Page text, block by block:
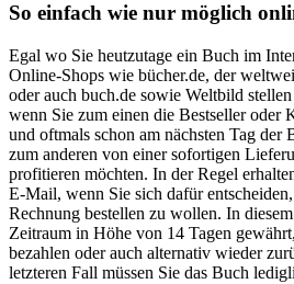
So einfach wie nur möglich
Egal wo Sie heutzutage ein Buch im
Online-Shops wie bücher.de, der
oder auch buch.de sowie Weltbild stellen
wenn Sie zum einen die Bestseller oder
und oftmals schon am nächsten Tag der
zum anderen von einer sofortigen
profitieren möchten. In der Regel
E-Mail, wenn Sie sich dafür
Rechnung bestellen zu wollen. In
Zeitraum in Höhe von 14 Tagen
bezahlen oder auch alternativ wieder
letzteren Fall müssen Sie das Buch